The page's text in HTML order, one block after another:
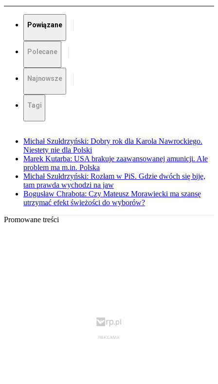
Powiązane
Polecane
Najnowsze
Tagi
Michał Szułdrzyński: Dobry rok dla Karola Nawrockiego.
Niestety nie dla Polski
Marek Kutarba: USA brakuje zaawansowanej amunicji. Ale
problem ma m.in. Polska
Michał Szułdrzyński: Rozłam w PiS. Gdzie dwóch się bije,
tam prawda wychodzi na jaw
Bogusław Chrabota: Czy Mateusz Morawiecki ma szansę
utrzymać efekt świeżości do wyborów?
Promowane treści